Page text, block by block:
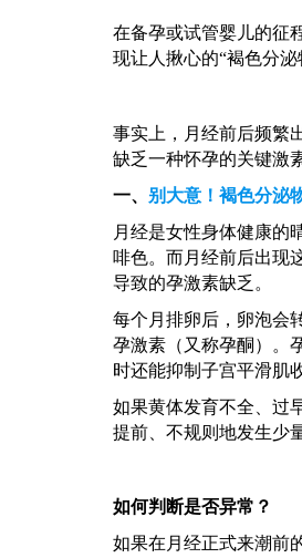
在备孕或试管婴儿的征
现让人揪心的“褐色分
事实上，月经前后频繁
缺乏一种怀孕的关键激
一、 别大意！褐色分泌
月经是女性身体健康的
啡色。而月经前后出现
导致的孕激素缺乏。
每个月排卵后，卵泡会
孕激素（又称孕酮）。
时还能抑制子宫平滑肌
如果黄体发育不全、过
提前、不规则地发生少
如何判断是否异常？
如果在月经正式来潮前